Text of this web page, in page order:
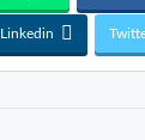
Linkedin